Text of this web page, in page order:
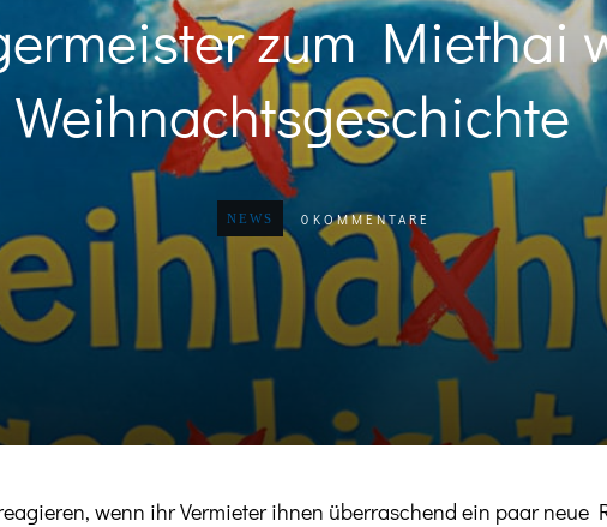
zum Miethai
Weihnachtsgeschichte
NEWS 0 KOMMENTARE
wenn ihr Vermieter ihnen überraschend ein paar neue